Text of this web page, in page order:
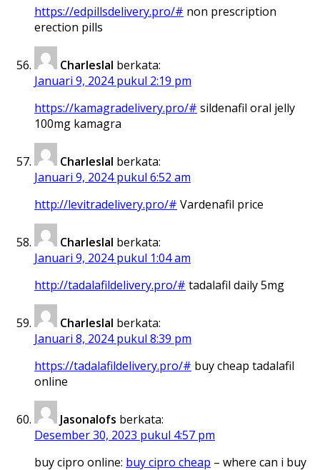
https://edpillsdelivery.pro/# non prescription
erection pills
Charleslal berkata:
Januari 9, 2024 pukul 2:19 pm
https://kamagradelivery.pro/# sildenafil oral jelly
100mg kamagra
Charleslal berkata:
Januari 9, 2024 pukul 6:52 am
http://levitradelivery.pro/# Vardenafil price
Charleslal berkata:
Januari 9, 2024 pukul 1:04 am
http://tadalafildelivery.pro/# tadalafil daily 5mg
Charleslal berkata:
Januari 8, 2024 pukul 8:39 pm
https://tadalafildelivery.pro/# buy cheap tadalafil
online
Jasonalofs berkata:
Desember 30, 2023 pukul 4:57 pm
buy cipro online: buy cipro cheap – where can i buy